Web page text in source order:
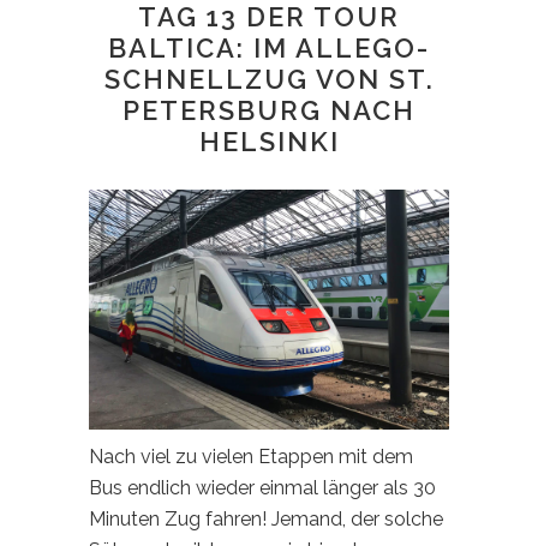
TAG 13 DER TOUR
BALTICA: IM ALLEGO-
SCHNELLZUG VON ST.
PETERSBURG NACH
HELSINKI
Nach viel zu vielen Etappen mit dem
Bus endlich wieder einmal länger als 30
Minuten Zug fahren! Jemand, der solche